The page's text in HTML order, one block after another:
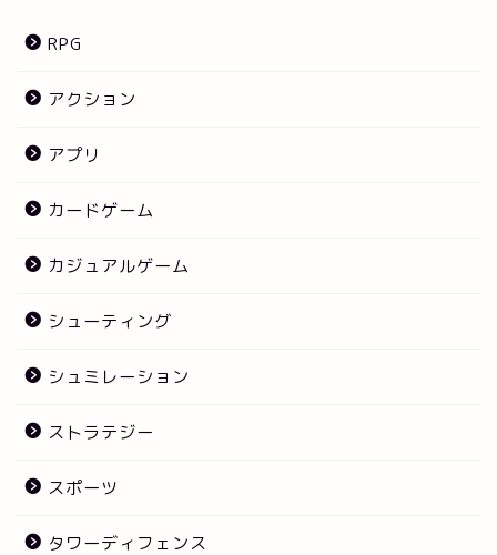
RPG
アクション
アプリ
カードゲーム
カジュアルゲーム
シューティング
シュミレーション
ストラテジー
スポーツ
タワーディフェンス